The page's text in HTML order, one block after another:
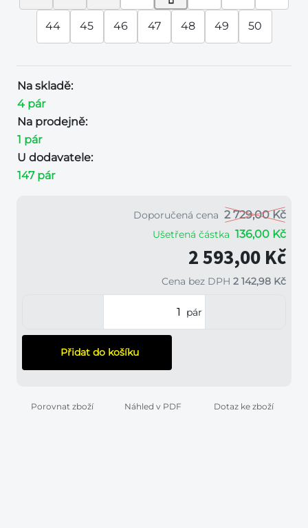
44 45 46 47 48 49 50
Na skladě:
4 pár
Na prodejně:
1 pár
U dodavatele:
147 pár
Doporučená cena 2 729,00 Kč
Ušetřená částka 136,00 Kč
2 593,00 Kč
Cena bez DPH 2 142,98 Kč
pár
Přidat do košíku
Porovnat zboží Náhled v PDF Dotaz ke zboží